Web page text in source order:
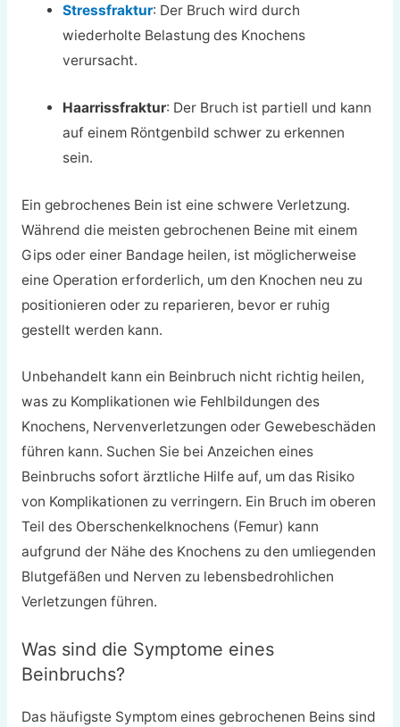
Stressfraktur: Der Bruch wird durch
wiederholte Belastung des Knochens
verursacht.
Haarrissfraktur: Der Bruch ist partiell und kann
auf einem Röntgenbild schwer zu erkennen
sein.
Ein gebrochenes Bein ist eine schwere Verletzung.
Während die meisten gebrochenen Beine mit einem
Gips oder einer Bandage heilen, ist möglicherweise
eine Operation erforderlich, um den Knochen neu zu
positionieren oder zu reparieren, bevor er ruhig
gestellt werden kann.
Unbehandelt kann ein Beinbruch nicht richtig heilen,
was zu Komplikationen wie Fehlbildungen des
Knochens, Nervenverletzungen oder Gewebeschäden
führen kann. Suchen Sie bei Anzeichen eines
Beinbruchs sofort ärztliche Hilfe auf, um das Risiko
von Komplikationen zu verringern. Ein Bruch im oberen
Teil des Oberschenkelknochens (Femur) kann
aufgrund der Nähe des Knochens zu den umliegenden
Blutgefäßen und Nerven zu lebensbedrohlichen
Verletzungen führen.
Was sind die Symptome eines
Beinbruchs?
Das häufigste Symptom eines gebrochenen Beins sind